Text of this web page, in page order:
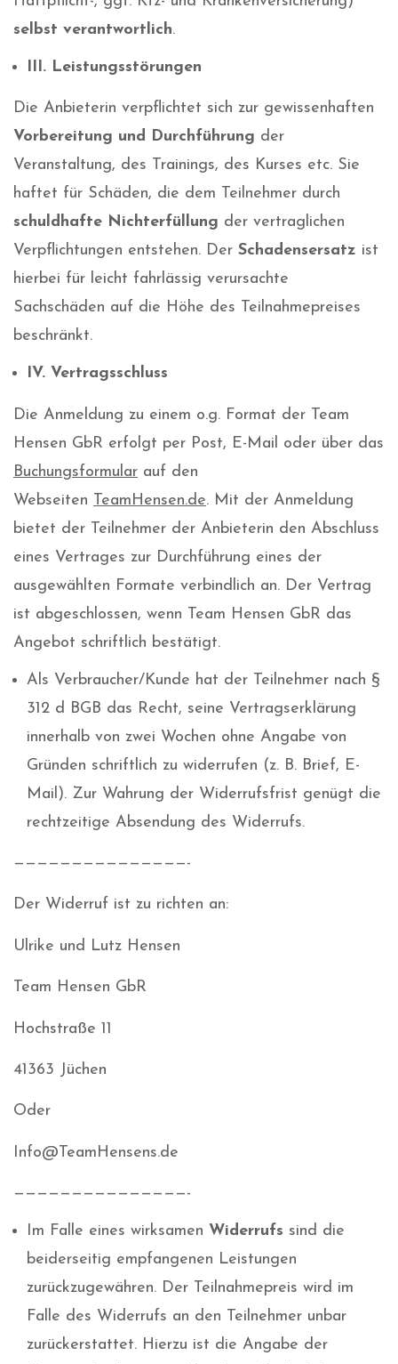
selbst verantwortlich.
III. Leistungsstörungen
Die Anbieterin verpflichtet sich zur gewissenhaften
Vorbereitung und Durchführung der
Veranstaltung, des Trainings, des Kurses etc. Sie
haftet für Schäden, die dem Teilnehmer durch
schuldhafte Nichterfüllung der vertraglichen
Verpflichtungen entstehen. Der Schadensersatz ist
hierbei für leicht fahrlässig verursachte
Sachschäden auf die Höhe des Teilnahmepreises
beschränkt.
IV. Vertragsschluss
Die Anmeldung zu einem o.g. Format der Team
Hensen GbR erfolgt per Post, E-Mail oder über das
Buchungsformular auf den
Webseiten TeamHensen.de. Mit der Anmeldung
bietet der Teilnehmer der Anbieterin den Abschluss
eines Vertrages zur Durchführung eines der
ausgewählten Formate verbindlich an. Der Vertrag
ist abgeschlossen, wenn Team Hensen GbR das
Angebot schriftlich bestätigt.
Als Verbraucher/Kunde hat der Teilnehmer nach §
312 d BGB das Recht, seine Vertragserklärung
innerhalb von zwei Wochen ohne Angabe von
Gründen schriftlich zu widerrufen (z. B. Brief, E-
Mail). Zur Wahrung der Widerrufsfrist genügt die
rechtzeitige Absendung des Widerrufs.
———————————————-
Der Widerruf ist zu richten an:
Ulrike und Lutz Hensen
Team Hensen GbR
Hochstraße 11
41363 Jüchen
Oder
Info@TeamHensens.de
———————————————-
Im Falle eines wirksamen Widerrufs sind die
beiderseitig empfangenen Leistungen
zurückzugewähren. Der Teilnahmepreis wird im
Falle des Widerrufs an den Teilnehmer unbar
zurückerstattet. Hierzu ist die Angabe der